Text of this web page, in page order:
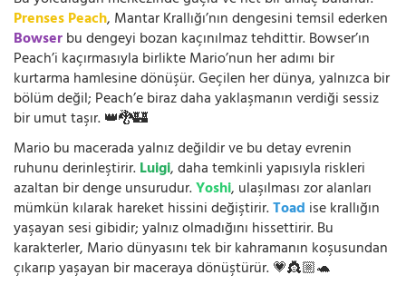
Prenses Peach, Mantar Krallığı’nın dengesini temsil ederken
Bowserbu dengeyi bozan kaçınılmaz tehdittir. Bowser’ın
Peach’i kaçırmasıyla birlikte Mario’nun her adımı bir
kurtarma hamlesine dönüşür. Geçilen her dünya, yalnızca bir
bölüm değil; Peach’e biraz daha yaklaşmanın verdiği sessiz
bir umut taşır. 👑🐉🏰
Mario bu macerada yalnız değildir ve bu detay evrenin
ruhunu derinleştirir.Luigi, daha temkinli yapısıyla riskleri
azaltan bir denge unsurudur.Yoshi, ulaşılması zor alanları
mümkün kılarak hareket hissini değiştirir.Toad ise krallığın
yaşayan sesi gibidir; yalnız olmadığını hissettirir. Bu
karakterler, Mario dünyasını tek bir kahramanın koşusundan
çıkarıp yaşayan bir maceraya dönüştürür. 💗👸🏼🐢